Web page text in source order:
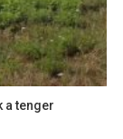
a tenger